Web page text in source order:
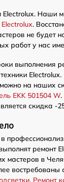
Наши
.
не будет
работ у нас
выполнения
на наших
EKK 501504 W.
скидка -
ремонт
мастеров в
востребованы